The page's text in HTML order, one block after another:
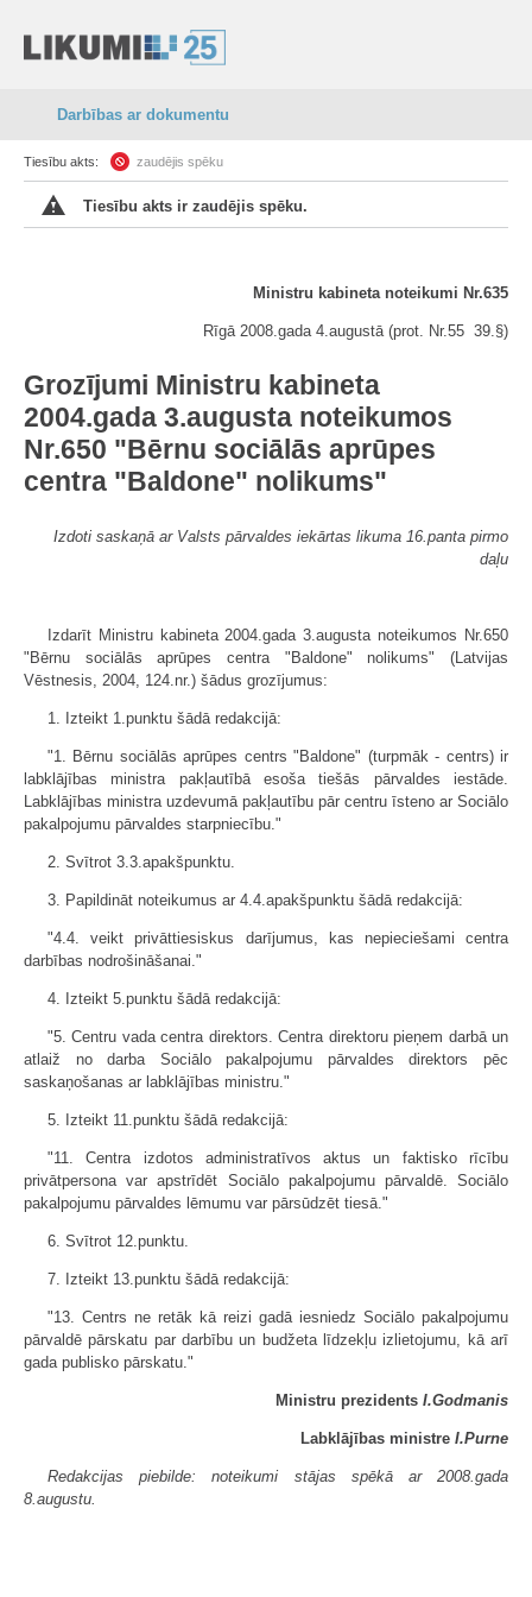
Darbības ar dokumentu
Tiesību akts: zaudējis spēku
Tiesību akts ir zaudējis spēku.
Ministru kabineta noteikumi Nr.635
Rīgā 2008.gada 4.augustā (prot. Nr.55 39.§)
Grozījumi Ministru kabineta
2004.gada 3.augusta noteikumos
Nr.650 "Bērnu sociālās aprūpes
centra "Baldone" nolikums"
Izdoti saskaņā ar Valsts pārvaldes iekārtas likuma 16.panta pirmo
daļu
Izdarīt Ministru kabineta 2004.gada 3.augusta noteikumos Nr.650
"Bērnu sociālās aprūpes centra "Baldone" nolikums" (Latvijas
Vēstnesis, 2004, 124.nr.) šādus grozījumus:
1. Izteikt 1.punktu šādā redakcijā:
"1. Bērnu sociālās aprūpes centrs "Baldone" (turpmāk - centrs) ir
labklājī­bas ministra pakļautībā esoša tiešās pārvaldes iestāde.
Labklājības ministra uzdevumā pakļautību pār centru īsteno ar Sociālo
pakalpojumu pārvaldes starpniecību."
2. Svītrot 3.3.apakšpunktu.
3. Papildināt noteikumus ar 4.4.apakš­punktu šādā redakcijā:
"4.4. veikt privāttiesiskus darījumus, kas nepieciešami centra
darbības nodrošināšanai."
4. Izteikt 5.punktu šādā redakcijā:
"5. Centru vada centra direktors. Centra direktoru pieņem darbā un
atlaiž no darba Sociālo pakalpojumu pārvaldes direktors pēc
saskaņošanas ar labklājības ministru."
5. Izteikt 11.punktu šādā redakcijā:
"11. Centra izdotos administratīvos aktus un faktisko rīcību
privātpersona var apstrīdēt Sociālo pakalpojumu pārvaldē. Sociālo
pakalpojumu pārvaldes lēmumu var pārsūdzēt tiesā."
6. Svītrot 12.punktu.
7. Izteikt 13.punktu šādā redakcijā:
"13. Centrs ne retāk kā reizi gadā iesniedz Sociālo pakalpojumu
pārvaldē pārskatu par darbību un budžeta līdzekļu izlietojumu, kā arī
gada publisko pārskatu."
Ministru prezidents I.Godmanis
Labklājības ministre I.Purne
Redakcijas piebilde: noteikumi stājas spēkā ar 2008.gada
8.augustu.